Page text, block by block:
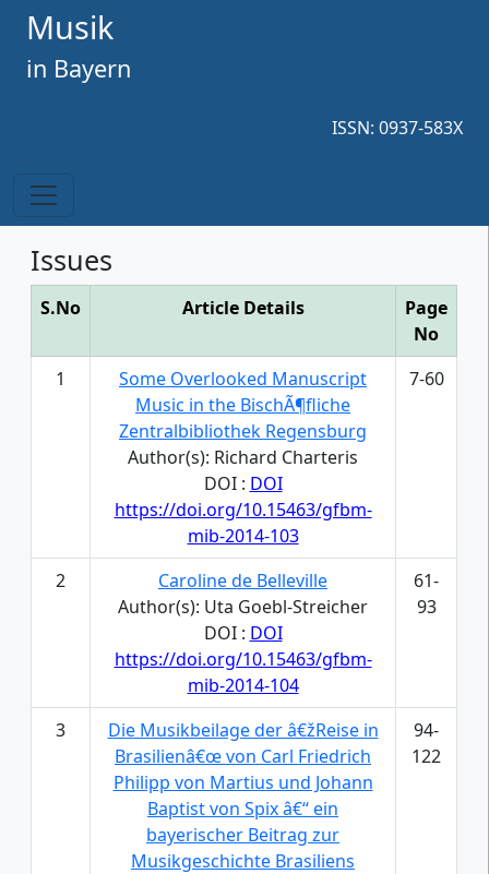
Musik
in Bayern
ISSN: 0937-583X
Issues
S.No Article Details
Page
No
1
Some Overlooked Manuscript
Music in the BischÃ¶fliche
Zentralbibliothek Regensburg
Author(s): Richard Charteris
DOI : DOI
https://doi.org/10.15463/gfbm-
mib-2014-103
7-60
2
Caroline de Belleville
Author(s): Uta Goebl-Streicher
DOI : DOI
https://doi.org/10.15463/gfbm-
mib-2014-104
61-
93
3
Die Musikbeilage der â€žReise in
Brasilienâ€œ von Carl Friedrich
Philipp von Martius und Johann
Baptist von Spix â€“ ein
bayerischer Beitrag zur
Musikgeschichte Brasiliens
94-
122